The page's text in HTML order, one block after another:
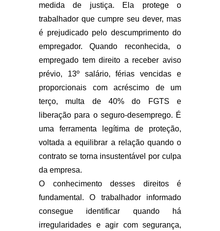
medida de justiça. Ela protege o
trabalhador que cumpre seu dever, mas
é prejudicado pelo descumprimento do
empregador. Quando reconhecida, o
empregado tem direito a receber aviso
prévio, 13º salário, férias vencidas e
proporcionais com acréscimo de um
terço, multa de 40% do FGTS e
liberação para o seguro-desemprego. É
uma ferramenta legítima de proteção,
voltada a equilibrar a relação quando o
contrato se torna insustentável por culpa
da empresa.
O conhecimento desses direitos é
fundamental. O trabalhador informado
consegue identificar quando há
irregularidades e agir com segurança,